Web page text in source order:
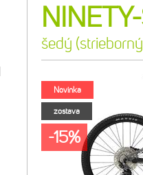
šedý
Novinka
zostava
-15%